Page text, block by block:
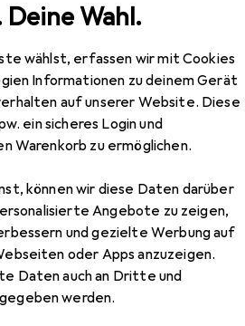
Wahl.
wählst, erfassen wir mit Cookies
Informationen zu deinem Gerät
auf unserer Website. Diese
ein sicheres Login und
Warenkorb zu ermöglichen.
können wir diese Daten darüber
Angebote zu zeigen,
und gezielte Werbung auf
oder Apps anzuzeigen.
Daten auch an Dritte und
werden.
Planam Bundhose